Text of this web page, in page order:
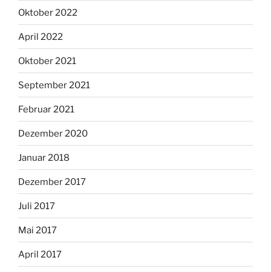
Oktober 2022
April 2022
Oktober 2021
September 2021
Februar 2021
Dezember 2020
Januar 2018
Dezember 2017
Juli 2017
Mai 2017
April 2017